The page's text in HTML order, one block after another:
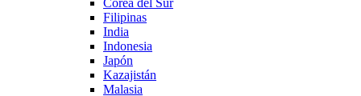
Corea del Sur
Filipinas
India
Indonesia
Japón
Kazajistán
Malasia